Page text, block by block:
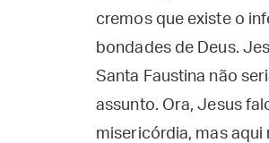
cremos que existe o
bondades de Deus.
Santa Faustina não
assunto. Ora, Jesus
misericórdia, mas aqui